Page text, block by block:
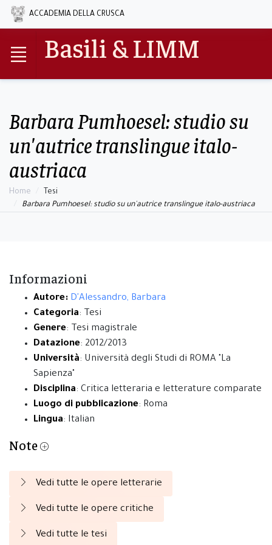
ACCADEMIA DELLA CRUSCA
Basili & LIMM
Barbara Pumhoesel: studio su
un'autrice translingue italo-
austriaca
Home
Tesi
Barbara Pumhoesel: studio su un'autrice translingue italo-austriaca
Informazioni
Autore: D'Alessandro, Barbara
Categoria: Tesi
Genere: Tesi magistrale
Datazione: 2012/2013
Università: Università degli Studi di ROMA "La
Sapienza"
Disciplina: Critica letteraria e letterature comparate
Luogo di pubblicazione: Roma
Lingua: Italian
Note
Vedi tutte le opere letterarie
Vedi tutte le opere critiche
Vedi tutte le tesi